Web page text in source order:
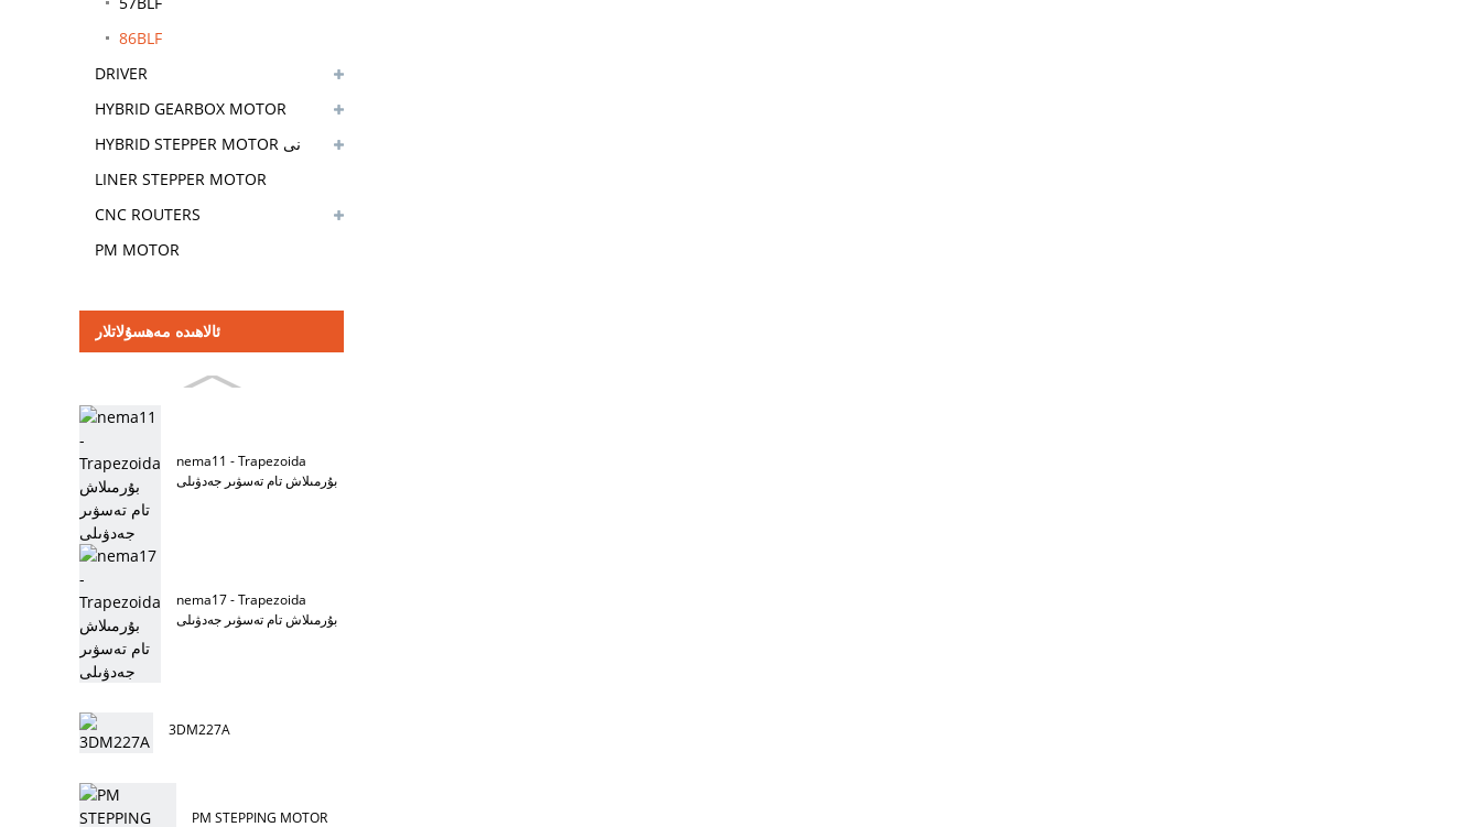
86BLF
DRIVER
HYBRID GEARBOX MOTOR
HYBRID STEPPER MOTOR نى
بۇزۇڭ
LINER STEPPER MOTOR
CNC ROUTERS
PM MOTOR
ئالاھىدە مەھسۇلاتلار
nema11 - Trapezoida
بۇرمىلاش تام تەسۋىر جەدۋىلى
nema17 - Trapezoida
بۇرمىلاش تام تەسۋىر جەدۋىلى
3DM227A
PM STEPPING MOTOR